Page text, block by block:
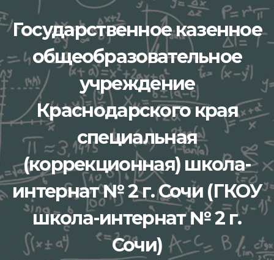
Перейти
к
содержимому
Государственное казенное
общеобразовательное
учреждение
Краснодарского края
специальная
(коррекционная) школа-
интернат № 2 г. Сочи (ГКОУ
школа-интернат № 2 г.
Сочи)